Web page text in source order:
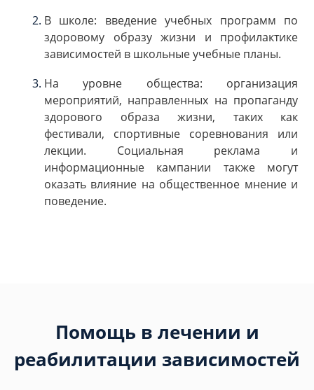
В школе: введение учебных программ по
здоровому образу жизни и профилактике
зависимостей в школьные учебные планы.
На уровне общества: организация
мероприятий, направленных на пропаганду
здорового образа жизни, таких как
фестивали, спортивные соревнования или
лекции. Социальная реклама и
информационные кампании также могут
оказать влияние на общественное мнение и
поведение.
Помощь в лечении и
реабилитации зависимостей